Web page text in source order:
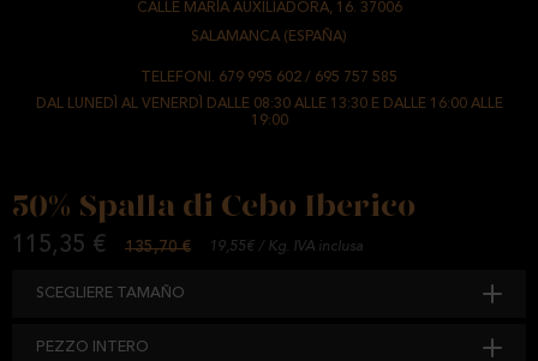
50% Spalla di Cebo Iberico
115,35 € 135,70 € 19,55€ / Kg. IVA inclusa
SCEGLIERE TAMAÑO
PEZZO INTERO
CALLE MARÍA AUXILIADORA, 16. 37006
SALAMANCA (ESPAÑA)
TELEFONI. 679 995 602 / 695 757 585
DAL LUNEDÌ AL VENERDÌ DALLE 08:30 ALLE 13:30 E DALLE 16:00 ALLE
19:00